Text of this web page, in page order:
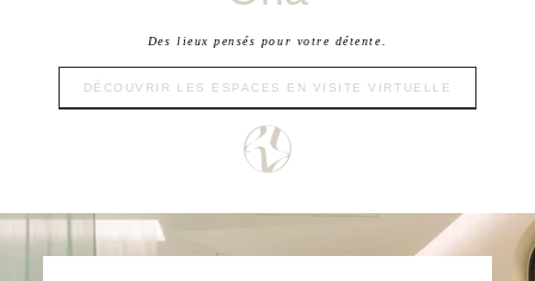
*Massage sur mesure de 60 minutes, issu de la Collection
Précieuse. Profitez d'un massage personnalisé et choisissez
la pression et le type de massage selon vos envies.
votre peau et vous offrir ses meilleurs conseils, bénéficiez
Des lieux pensés pour votre détente.
DÉCOUVRIR LES ESPACES EN VISITE VIRTUELLE